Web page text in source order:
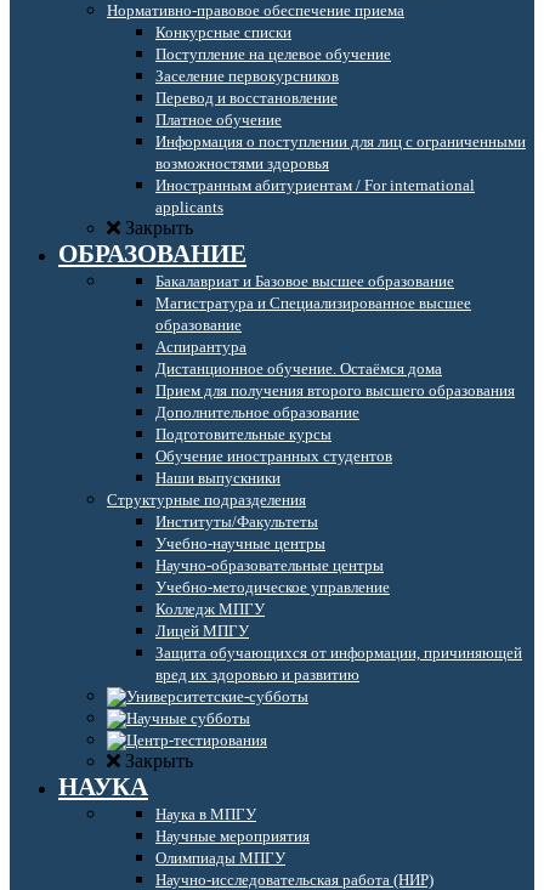
Нормативно-правовое обеспечение приема
Конкурсные списки
Поступление на целевое обучение
Заселение первокурсников
Перевод и восстановление
Платное обучение
Информация о поступлении для лиц с ограниченными
возможностями здоровья
Иностранным абитуриентам / For international
applicants
Закрыть
ОБРАЗОВАНИЕ
Бакалавриат и Базовое высшее образование
Магистратура и Специализированное высшее
образование
Аспирантура
Дистанционное обучение. Остаёмся дома
Прием для получения второго высшего образования
Дополнительное образование
Подготовительные курсы
Обучение иностранных студентов
Наши выпускники
Структурные подразделения
Институты/Факультеты
Учебно-научные центры
Научно-образовательные центры
Учебно-методическое управление
Колледж МПГУ
Лицей МПГУ
Защита обучающихся от информации, причиняющей
вред их здоровью и развитию
Закрыть
НАУКА
Наука в МПГУ
Научные мероприятия
Олимпиады МПГУ
Научно-исследовательская работа (НИР)